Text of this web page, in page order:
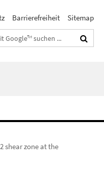
Barrierefreiheit Sitemap
shear zone at the